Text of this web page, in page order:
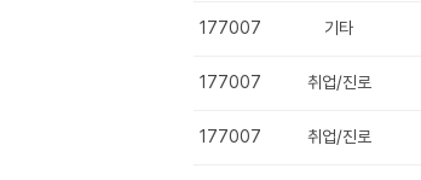
177007 기타
177007 취업/진로
177007 취업/진로